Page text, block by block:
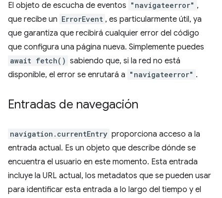
El objeto de escucha de eventos "navigateerror" ,
que recibe un ErrorEvent , es particularmente útil, ya
que garantiza que recibirá cualquier error del código
que configura una página nueva. Simplemente puedes
await fetch() sabiendo que, si la red no está
disponible, el error se enrutará a "navigateerror" .
Entradas de navegación
navigation.currentEntry proporciona acceso a la
entrada actual. Es un objeto que describe dónde se
encuentra el usuario en este momento. Esta entrada
incluye la URL actual, los metadatos que se pueden usar
para identificar esta entrada a lo largo del tiempo y el